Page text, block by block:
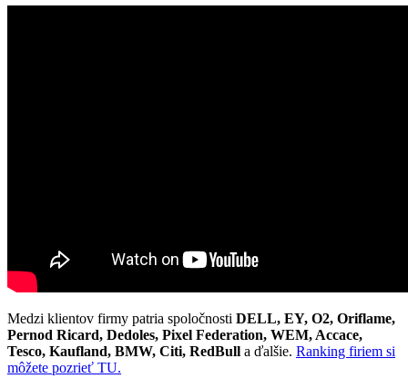
Medzi klientov firmy patria spoločnosti DELL, EY, O2, Oriflame,
Pernod Ricard, Dedoles, Pixel Federation, WEM, Accace,
Tesco, Kaufland, BMW, Citi, RedBull a ďalšie. Ranking firiem si
môžete pozrieť TU.